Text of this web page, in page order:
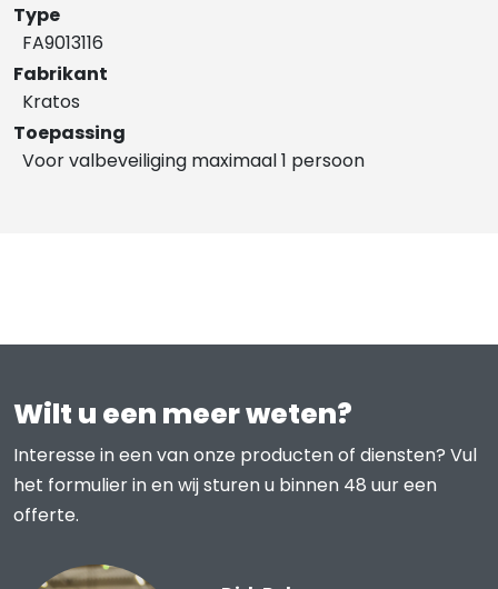
Type
FA9013116
Fabrikant
Kratos
Toepassing
Voor valbeveiliging maximaal 1 persoon
Wilt u een meer weten?
Interesse in een van onze producten of diensten? Vul
het formulier in en wij sturen u binnen 48 uur een
offerte.